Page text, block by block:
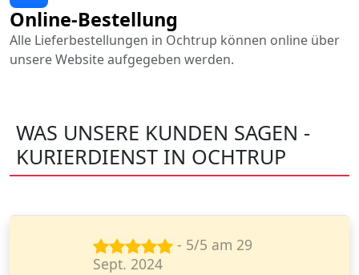
Online-Bestellung
Alle Lieferbestellungen in Ochtrup können online über
unsere Website aufgegeben werden.
WAS UNSERE KUNDEN SAGEN -
KURIERDIENST IN OCHTRUP
- 5/5 am 29
Sept. 2024